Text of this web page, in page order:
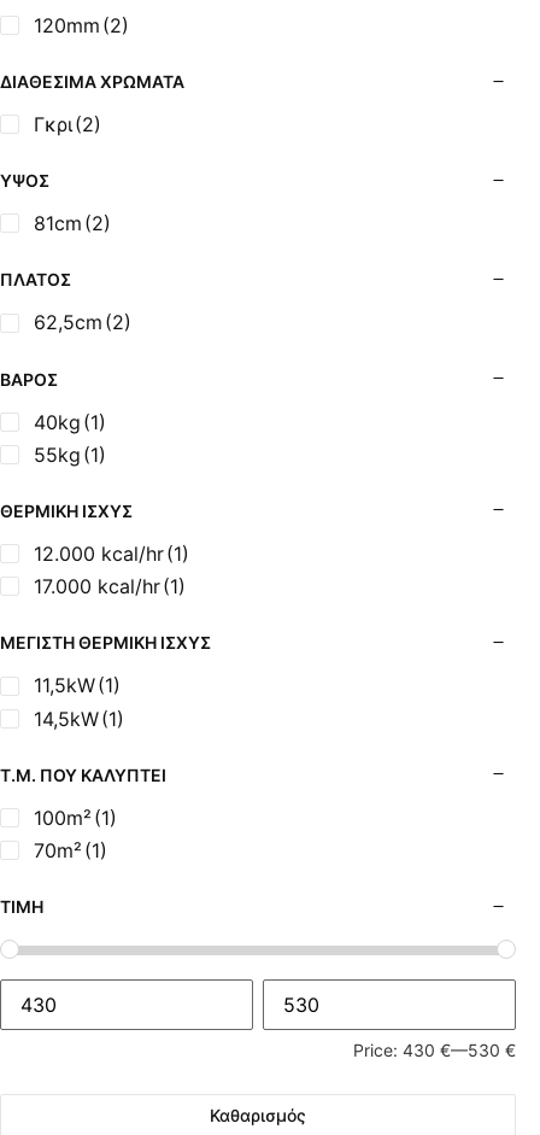
Σόμπες Πετρελαίου (Alfatherm)
Σόμπες Πετρελαίου (Asikis Super Alfa)
Σόμπες Πετρελαίου (StarStoves)
Σόμπες Πετρελαίου (ThermoSteel)
Σόμπες Πετρελαίου Αερόθερμες (Agorastos)
Σόμπες Πετρελαίου Αερόθερμες Ρ (Thermiki)
Σούβλες - Εργαλεία Ψησίματος BBQ
Σχάρες Ψησίματος
Τζάκια - Εστίες
Τζακόσομπες
Ψησταριές
120mm (2)
ΔΙΑΘΈΣΙΜΑ ΧΡΏΜΑΤΑ
Γκρι(2)
ΎΨΟΣ
81cm (2)
ΠΛΆΤΟΣ
62,5cm (2)
ΒΆΡΟΣ
40kg (1)
55kg (1)
ΘΕΡΜΙΚΉ ΙΣΧΎΣ
12.000 kcal/hr(1)
17.000 kcal/hr(1)
ΜΈΓΙΣΤΗ ΘΕΡΜΙΚΉ ΙΣΧΎΣ
11,5kW(1)
14,5kW(1)
Τ.Μ. ΠΟΥ ΚΑΛΎΠΤΕΙ
100m² (1)
70m² (1)
ΤΙΜΉ
Price: 430 €—530 €
Καθαρισμός